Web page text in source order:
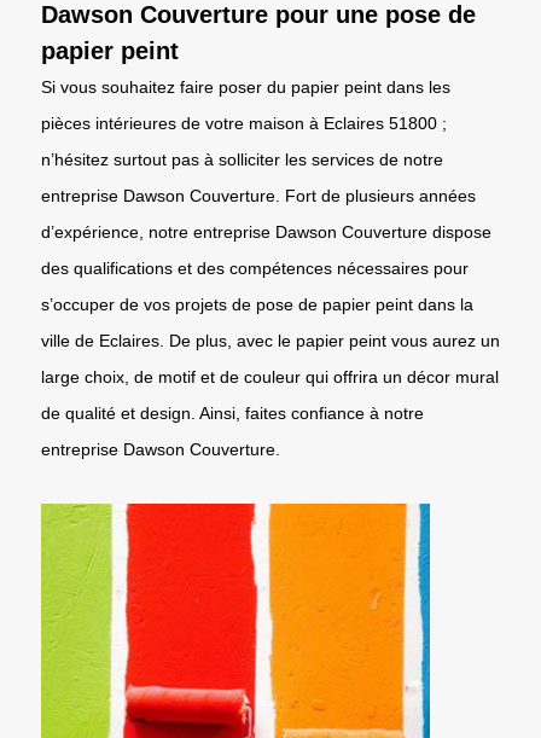
Dawson Couverture pour une pose de
papier peint
Si vous souhaitez faire poser du papier peint dans les
pièces intérieures de votre maison à Eclaires 51800 ;
n’hésitez surtout pas à solliciter les services de notre
entreprise Dawson Couverture. Fort de plusieurs années
d’expérience, notre entreprise Dawson Couverture dispose
des qualifications et des compétences nécessaires pour
s’occuper de vos projets de pose de papier peint dans la
ville de Eclaires. De plus, avec le papier peint vous aurez un
large choix, de motif et de couleur qui offrira un décor mural
de qualité et design. Ainsi, faites confiance à notre
entreprise Dawson Couverture.